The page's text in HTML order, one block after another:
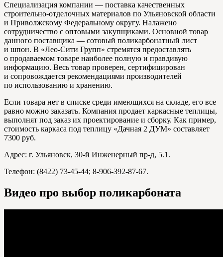
Специализация компании — поставка качественных
строительно-отделочных материалов по Ульяновской области
и Приволжскому Федеральному округу. Налажено
сотрудничество с оптовыми закупщиками. Основной товар
данного поставщика — сотовый поликарбонатный лист
и шпон. В «Лео-Сити Групп» стремятся предоставлять
о продаваемом товаре наиболее полную и правдивую
информацию. Весь товар проверен, сертифицирован
и сопровождается рекомендациями производителей
по использованию и хранению.
Если товара нет в списке среди имеющихся на складе, его все
равно можно заказать. Компания продает каркасные теплицы,
выполнят под заказ их проектирование и сборку. Как пример,
стоимость каркаса под теплицу «Дачная 2 ДУМ» составляет
7300 руб.
Адрес: г. Ульяновск, 30-й Инженерный пр-д, 5.1.
Телефон: (8422) 73-45-44; 8-906-392-87-67.
Видео про выбор поликарбоната